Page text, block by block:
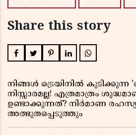
Share this story
നിങ്ങൾ ട്രെയിനിൽ കുടിക്കുന്ന
നിസ്സാരമല്ല! എത്രമാത്രം
ഉണ്ടാക്കുന്നത്? നിർമാണ
അത്ഭുതപ്പെടുത്തും